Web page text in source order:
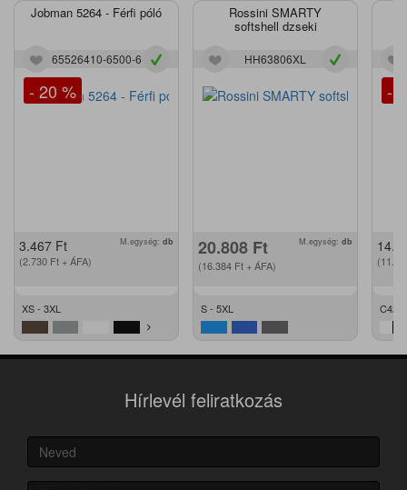
Jobman 5264 - Férfi póló
65526410-6500-6
- 20 %
3.467 Ft
(2.730 Ft + ÁFA)
M.egység: db
XS - 3XL
Rossini SMARTY
softshell dzseki
HH63806XL
20.808 Ft
(16.384 Ft + ÁFA)
M.egység: db
S - 5XL
-
C42 -
Hírlevél feliratkozás